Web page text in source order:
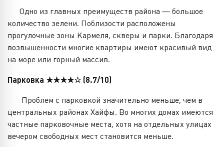
Одно из главных преимуществ района — большое
количество зелени. Поблизости расположены
прогулочные зоны Кармеля, скверы и парки. Благодаря
возвышенности многие квартиры имеют красивый вид
на море или горный массив.
Парковка ★★★★☆ (8.7/10)
Проблем с парковкой значительно меньше, чем в
центральных районах Хайфы. Во многих домах имеются
частные парковочные места, хотя на отдельных улицах
вечером свободных мест становится меньше.